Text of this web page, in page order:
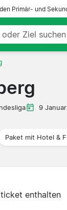
Primär- und
9
Paket mit Hotel &
enthalten